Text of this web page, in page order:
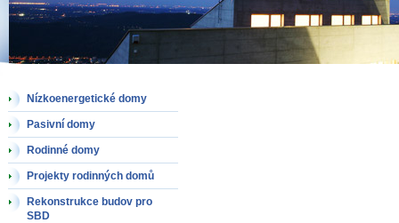
Nízkoenergetické domy
Pasivní domy
Rodinné domy
Projekty rodinných domů
Rekonstrukce budov pro
SBD